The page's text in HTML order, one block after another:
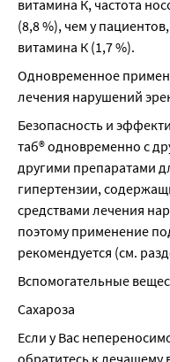
витамина К, частота
(8,8 %), чем у
витамина К (1,7 %).
Одновременное
лечения нарушений
Безопасность и
таб® одновременно с
другими препаратами
гипертензии,
средствами лечения
поэтому применение
рекомендуется (см.
Вспомогательные
Сахароза
Если у Вас
обратитесь к